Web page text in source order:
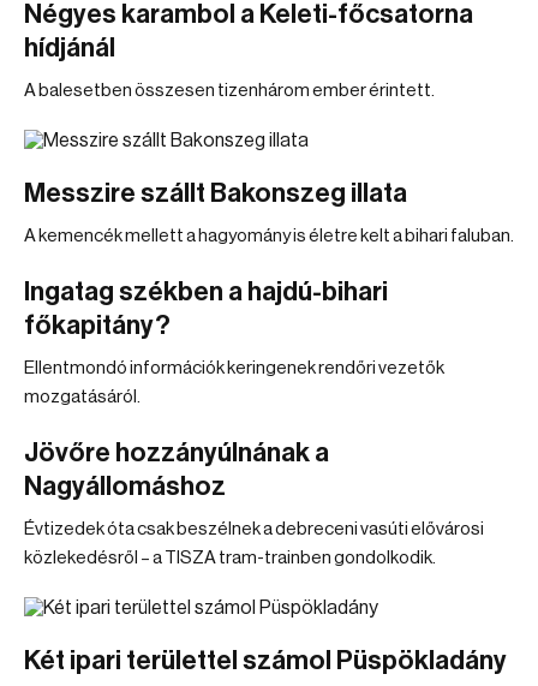
Négyes karambol a Keleti-főcsatorna
hídjánál
A balesetben összesen tizenhárom ember érintett.
Messzire szállt Bakonszeg illata
A kemencék mellett a hagyomány is életre kelt a bihari faluban.
Ingatag székben a hajdú-bihari
főkapitány?
Ellentmondó információk keringenek rendőri vezetők
mozgatásáról.
Jövőre hozzányúlnának a
Nagyállomáshoz
Évtizedek óta csak beszélnek a debreceni vasúti elővárosi
közlekedésről – a TISZA tram-trainben gondolkodik.
Két ipari területtel számol Püspökladány